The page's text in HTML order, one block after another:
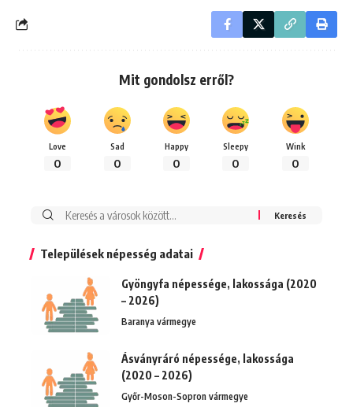
Mit gondolsz erről?
Love
0
Sad
0
Happy
0
Sleepy
0
Wink
0
Keresés:
Települések népesség adatai
Gyöngyfa népessége, lakossága (2020
– 2026)
Baranya vármegye
Ásványráró népessége, lakossága
(2020 – 2026)
Győr-Moson-Sopron vármegye